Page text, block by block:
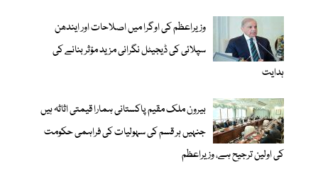
وزیراعظم کی اوگرا میں اصلاحات اور ایندھن
سپلائی کی ڈیجیٹل نگرانی مزید مؤثر بنانے کی
ہدایت
بیرون ملک مقیم پاکستانی ہمارا قیمتی اثاثہ ہیں
جنہیں ہر قسم کی سہولیات کی فراہمی حکومت
کی اولین ترجیح ہے، وزیراعظم